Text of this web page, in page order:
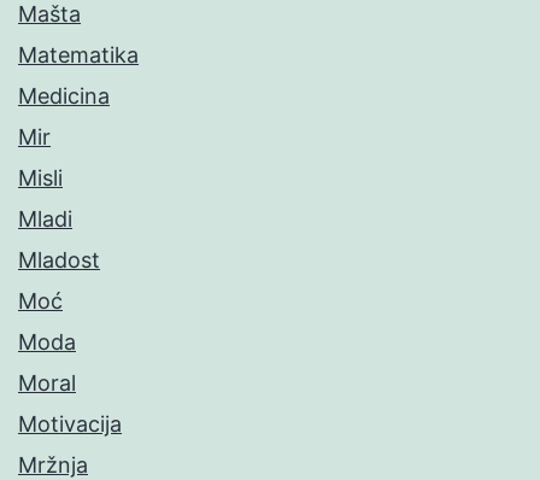
Mašta
Matematika
Medicina
Mir
Misli
Mladi
Mladost
Moć
Moda
Moral
Motivacija
Mržnja